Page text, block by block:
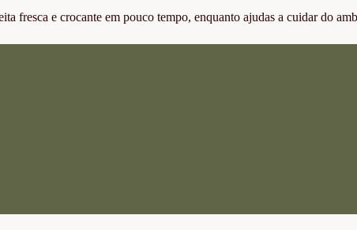
fresca e crocante em pouco tempo, enquanto ajudas a cuidar do